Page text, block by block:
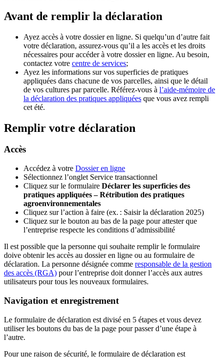
Avant de remplir la déclaration
Ayez accès à votre dossier en ligne. Si quelqu’un d’autre fait
votre déclaration, assurez-vous qu’il a les accès et les droits
nécessaires pour accéder à votre dossier en ligne. Au besoin,
contactez votre centre de services;
Ayez les informations sur vos superficies de pratiques
appliquées dans chacune de vos parcelles, ainsi que le détail
de vos cultures par parcelle. Référez-vous à l’aide-mémoire de
la déclaration des pratiques appliquées que vous avez rempli
cet été.
Remplir votre déclaration
Accès
Accédez à votre Dossier en ligne
Sélectionnez l’onglet Service transactionnel
Cliquez sur le formulaire Déclarer les superficies des
pratiques appliquées – Rétribution des pratiques
agroenvironnementales
Cliquez sur l’action à faire (ex. : Saisir la déclaration 2025)
Cliquez sur le bouton au bas de la page pour attester que
l’entreprise respecte les conditions d’admissibilité
Il est possible que la personne qui souhaite remplir le formulaire
doive obtenir les accès au dossier en ligne ou au formulaire de
déclaration. La personne désignée comme responsable de la gestion
des accès (RGA) pour l’entreprise doit donner l’accès aux autres
utilisateurs pour tous les nouveaux formulaires.
Navigation et enregistrement
Le formulaire de déclaration est divisé en 5 étapes et vous devez
utiliser les boutons du bas de la page pour passer d’une étape à
l’autre.
Pour une raison de sécurité, le formulaire de déclaration est